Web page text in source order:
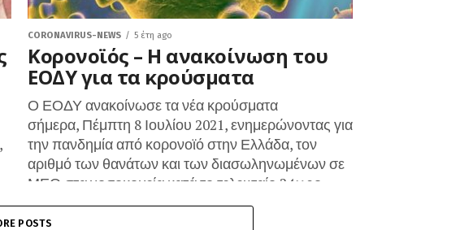
CORONAVIRUS-NEWS 5 έτη ago
Κορονοϊός – Η ανακοίνωση του
ΕΟΔΥ για τα κρούσματα
Ο ΕΟΔΥ ανακοίνωσε τα νέα κρούσματα
σήμερα, Πέμπτη 8 Ιουλίου 2021, ενημερώνοντας για
την πανδημία από κορονοϊό στην Ελλάδα, τον
αριθμό των θανάτων και των διασωληνωμένων σε
ΜΕΘ στα νοσοκομεία κατά το τελευταίο 24ωρο.
Σύμφωνα με...
POSTS